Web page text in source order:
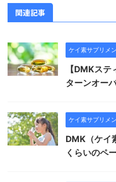
関連記事
ケイ素サプリメ
【DMKス
ターンオー
ケイ素サプリメ
DMK（ケイ
くらいのペ